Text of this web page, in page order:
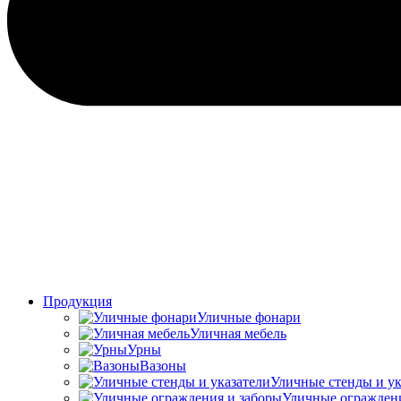
Продукция
Уличные фонари
Уличная мебель
Урны
Вазоны
Уличные стенды и
Уличные